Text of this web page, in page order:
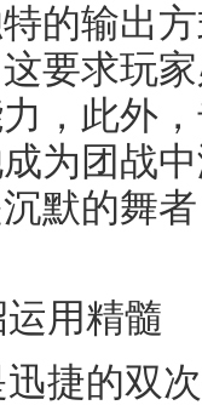
的输出
要求玩
，此外
为团战
默的舞
用精髓
捷的双